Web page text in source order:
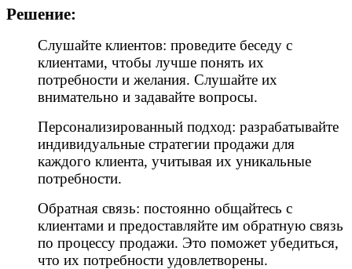
Решение:
Слушайте клиентов: проведите беседу с
клиентами, чтобы лучше понять их
потребности и желания. Слушайте их
внимательно и задавайте вопросы.
Персонализированный подход: разрабатывайте
индивидуальные стратегии продажи для
каждого клиента, учитывая их уникальные
потребности.
Обратная связь: постоянно общайтесь с
клиентами и предоставляйте им обратную связь
по процессу продажи. Это поможет убедиться,
что их потребности удовлетворены.